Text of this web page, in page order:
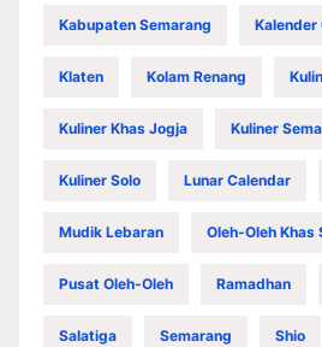
Kabupaten Semarang Kalender
Klaten Kolam Renang
Kuliner Khas Jogja Kuliner
Kuliner Solo Lunar Calendar
Mudik Lebaran Oleh-Oleh Khas
Pusat Oleh-Oleh Ramadhan
Salatiga Semarang Shio